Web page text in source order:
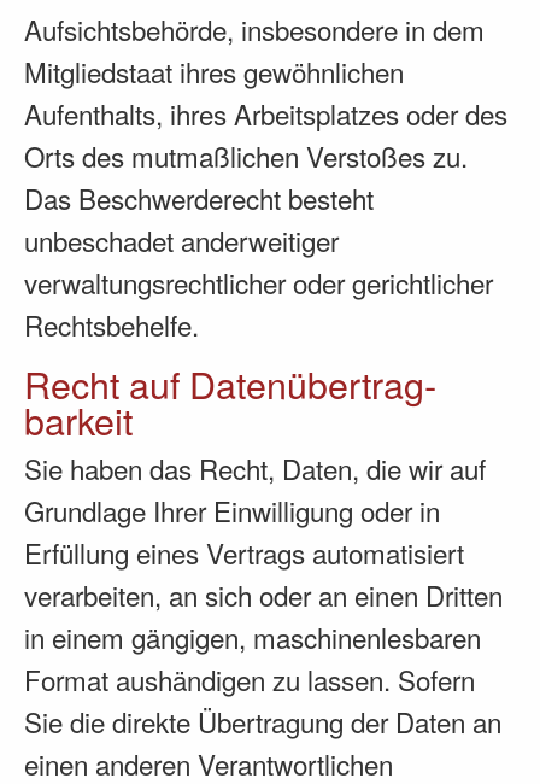
Aufsichtsbehörde, insbesondere in dem
Mitgliedstaat ihres gewöhnlichen
Aufenthalts, ihres Arbeitsplatzes oder des
Orts des mutmaßlichen Verstoßes zu.
Das Beschwerderecht besteht
unbeschadet anderweitiger
verwaltungsrechtlicher oder gerichtlicher
Rechtsbehelfe.
Recht auf Daten­übertrag­
barkeit
Sie haben das Recht, Daten, die wir auf
Grundlage Ihrer Einwilligung oder in
Erfüllung eines Vertrags automatisiert
verarbeiten, an sich oder an einen Dritten
in einem gängigen, maschinenlesbaren
Format aushändigen zu lassen. Sofern
Sie die direkte Übertragung der Daten an
einen anderen Verantwortlichen